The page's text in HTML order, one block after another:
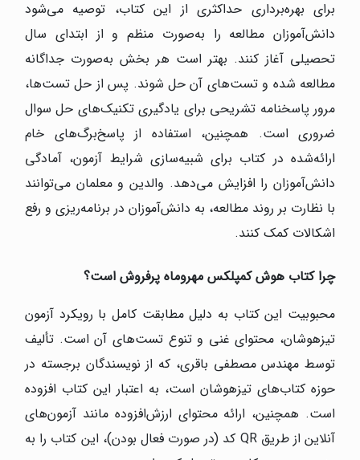
برای بهره‌برداری حداکثری از این کتاب، توصیه می‌شود
دانش‌آموزان مطالعه را به‌صورت منظم و از ابتدای سال
تحصیلی آغاز کنند. بهتر است هر بخش به‌صورت جداگانه
مطالعه شده و تست‌های آن حل شوند. پس از حل تست‌ها،
مرور پاسخنامه تشریحی برای یادگیری تکنیک‌های حل سوال
ضروری است. همچنین، استفاده از پاسخ‌برگ‌های خام
ارائه‌شده در کتاب برای شبیه‌سازی شرایط آزمون، آمادگی
دانش‌آموزان را افزایش می‌دهد. والدین و معلمان می‌توانند
با نظارت بر روند مطالعه، به دانش‌آموزان در برنامه‌ریزی و رفع
اشکالات کمک کنند.
چرا کتاب هوش کمپلکس مهروماه پرفروش است؟
محبوبیت این کتاب به دلیل مطابقت کامل با رویکرد آزمون
تیزهوشان، محتوای غنی و تنوع تست‌های آن است. تألیف
توسط مهندس مصطفی باقری، که از نویسندگان برجسته در
حوزه کتاب‌های تیزهوشان است، به اعتبار این کتاب افزوده
است. همچنین، ارائه محتوای ارزش‌افزوده مانند آزمون‌های
آنلاین از طریق QR کد (در صورت فعال بودن)، این کتاب را به